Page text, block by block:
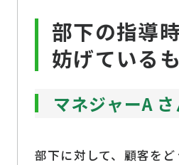
部下の指導
妨げている
マネジャーA
部下に対して、顧客を